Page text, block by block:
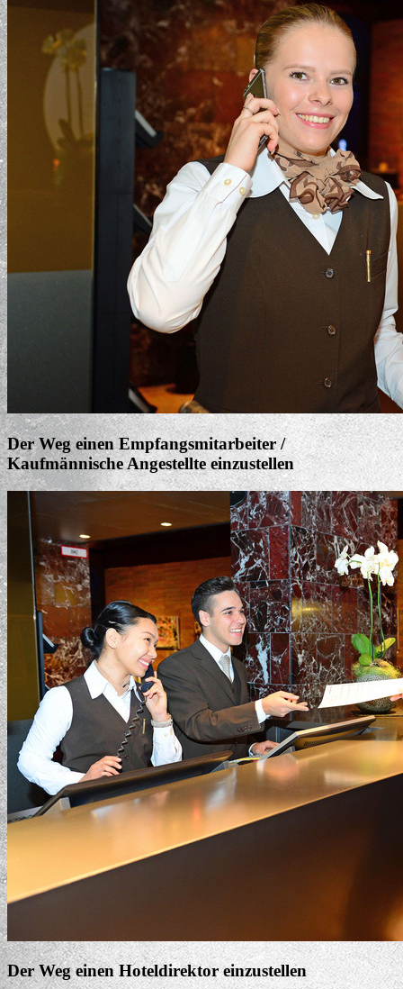
Der Weg einen Empfangsmitarbeiter /
Kaufmännische Angestellte einzustellen
Der Weg einen Hoteldirektor einzustellen